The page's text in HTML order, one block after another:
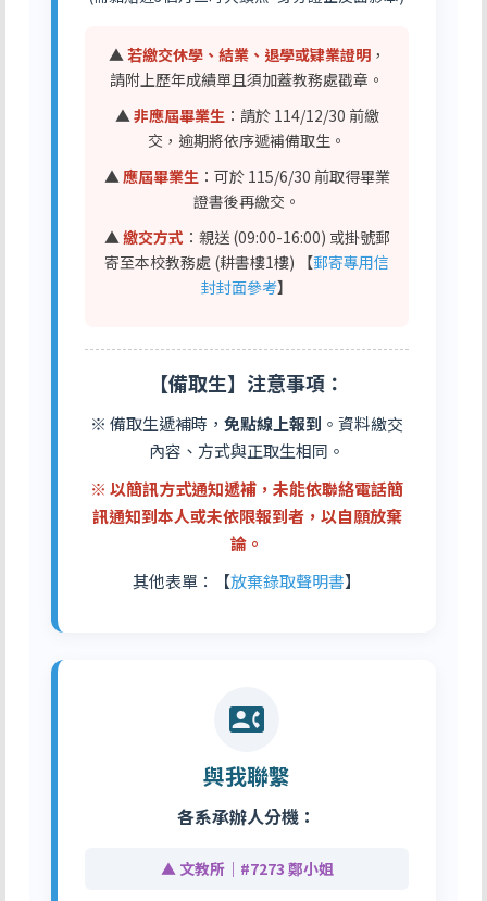
▲ 若繳交休學、結業、退學或肄業證明，
請附上歷年成績單且須加蓋教務處戳章。
▲ 非應屆畢業生 ：請於 114/12/30 前繳
交，逾期將依序遞補備取生。
▲ 應屆畢業生 ：可於 115/6/30 前取得畢業
證書後再繳交。
▲ 繳交方式：親送 (09:00-16:00) 或掛號郵
寄至本校教務處 (耕書樓1樓) 【郵寄專用信
封封面參考】
【備取生】注意事項：
※ 備取生遞補時， 免點線上報到 。資料繳交
內容、方式與正取生相同。
※ 以簡訊方式通知遞補，未能依聯絡電話簡
訊通知到本人或未依限報到者，以自願放棄
論。
其他表單：【放棄錄取聲明書】
contact_phone
與我聯繫
各系承辦人分機：
▲ 文教所｜#7273 鄭小姐